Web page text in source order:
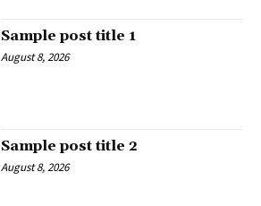
Sample post title 1
August 8, 2026
Sample post title 2
August 8, 2026